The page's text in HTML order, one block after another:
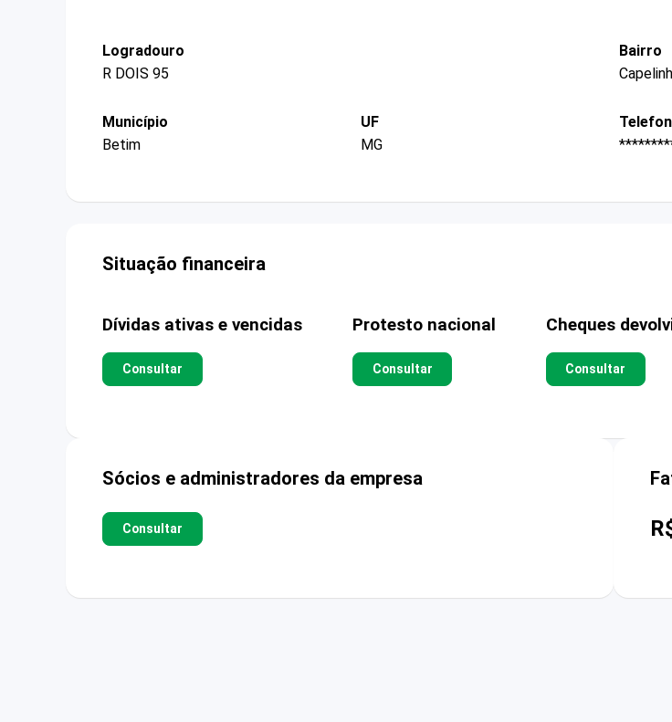
Logradouro
R DOIS 95
Bairro
Município
Betim
UF
MG
Situação financeira
Dívidas ativas e vencidas
Consultar
Protesto nacional
Consultar
Cheques
Consultar
Sócios e administradores da empresa
Consultar